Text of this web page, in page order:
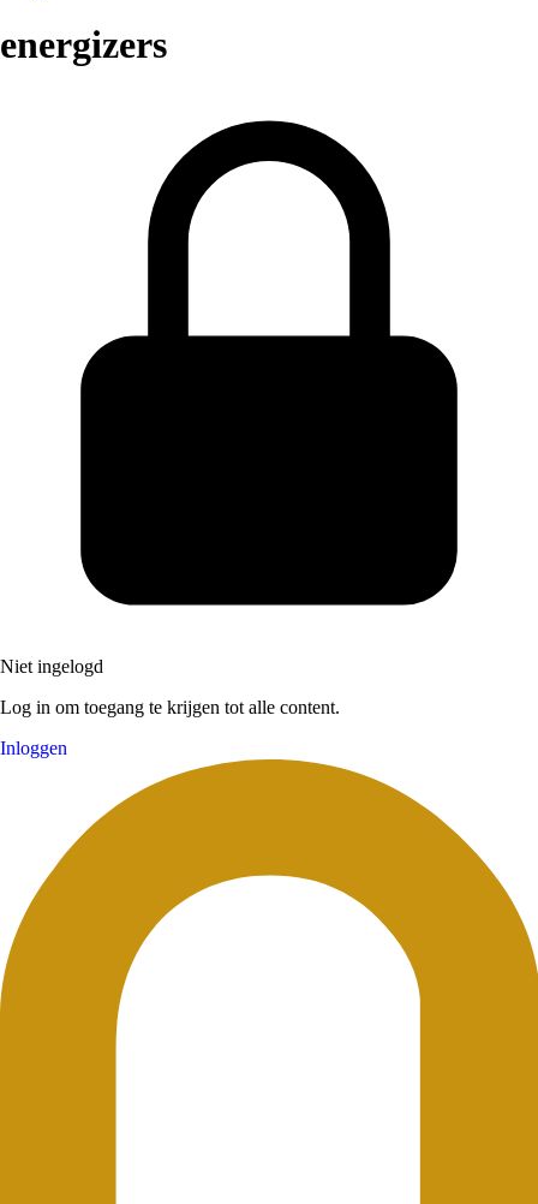
energizers
Niet ingelogd
Log in om toegang te krijgen tot alle content.
Inloggen